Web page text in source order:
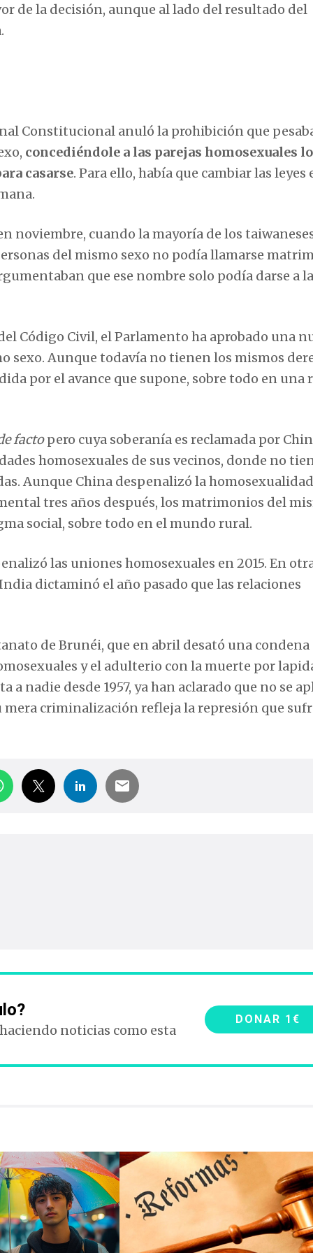
de la decisión, aunque al lado del resultado del
Constitucional anuló la prohibición que
concediéndole a las parejas homosexuales
casarse. Para ello, había que cambiar las leyes
noviembre, cuando la mayoría de los
del mismo sexo no podía llamarse
que ese nombre solo podía darse a
Código Civil, el Parlamento ha aprobado una
sexo. Aunque todavía no tienen los mismos
por el avance que supone, sobre todo en una
factopero cuya soberanía es reclamada por
homosexuales de sus vecinos, donde no
Aunque China despenalizó la
tres años después, los matrimonios del
social, sobre todo en el mundo rural.
las uniones homosexuales en 2015. En
dictaminó el año pasado que las relaciones
de Brunéi, que en abril desató una condena
y el adulterio con la muerte por
a nadie desde 1957, ya han aclarado que no se
criminalización refleja la represión que
noticias como esta
DONAR 1€